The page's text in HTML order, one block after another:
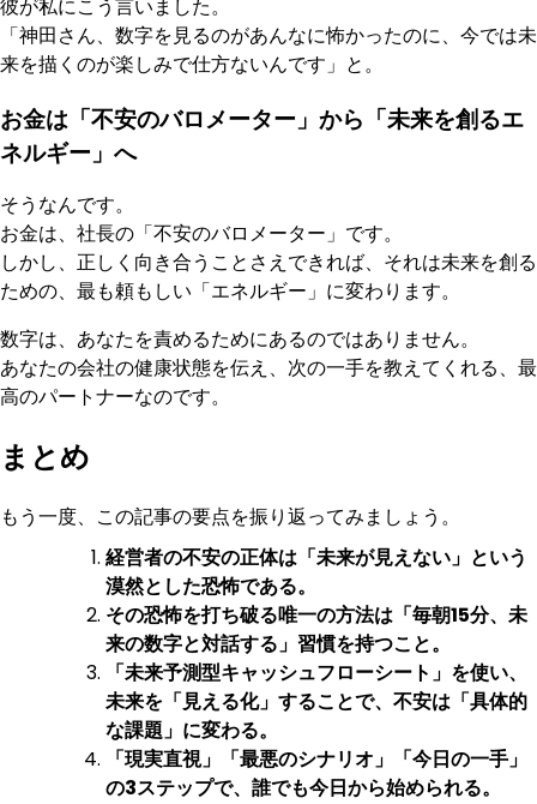
彼が私にこう言いました。
「神田さん、数字を見るのがあんなに怖かったのに、今では未
来を描くのが楽しみで仕方ないんです」と。
お金は「不安のバロメーター」から「未来を創るエ
ネルギー」へ
そうなんです。
お金は、社長の「不安のバロメーター」です。
しかし、正しく向き合うことさえできれば、それは未来を創る
ための、最も頼もしい「エネルギー」に変わります。
数字は、あなたを責めるためにあるのではありません。
あなたの会社の健康状態を伝え、次の一手を教えてくれる、最
高のパートナーなのです。
まとめ
もう一度、この記事の要点を振り返ってみましょう。
経営者の不安の正体は「未来が見えない」という
漠然とした恐怖である。
その恐怖を打ち破る唯一の方法は「毎朝15分、未
来の数字と対話する」習慣を持つこと。
「未来予測型キャッシュフローシート」を使い、
未来を「見える化」することで、不安は「具体的
な課題」に変わる。
「現実直視」「最悪のシナリオ」「今日の一手」
の3ステップで、誰でも今日から始められる。